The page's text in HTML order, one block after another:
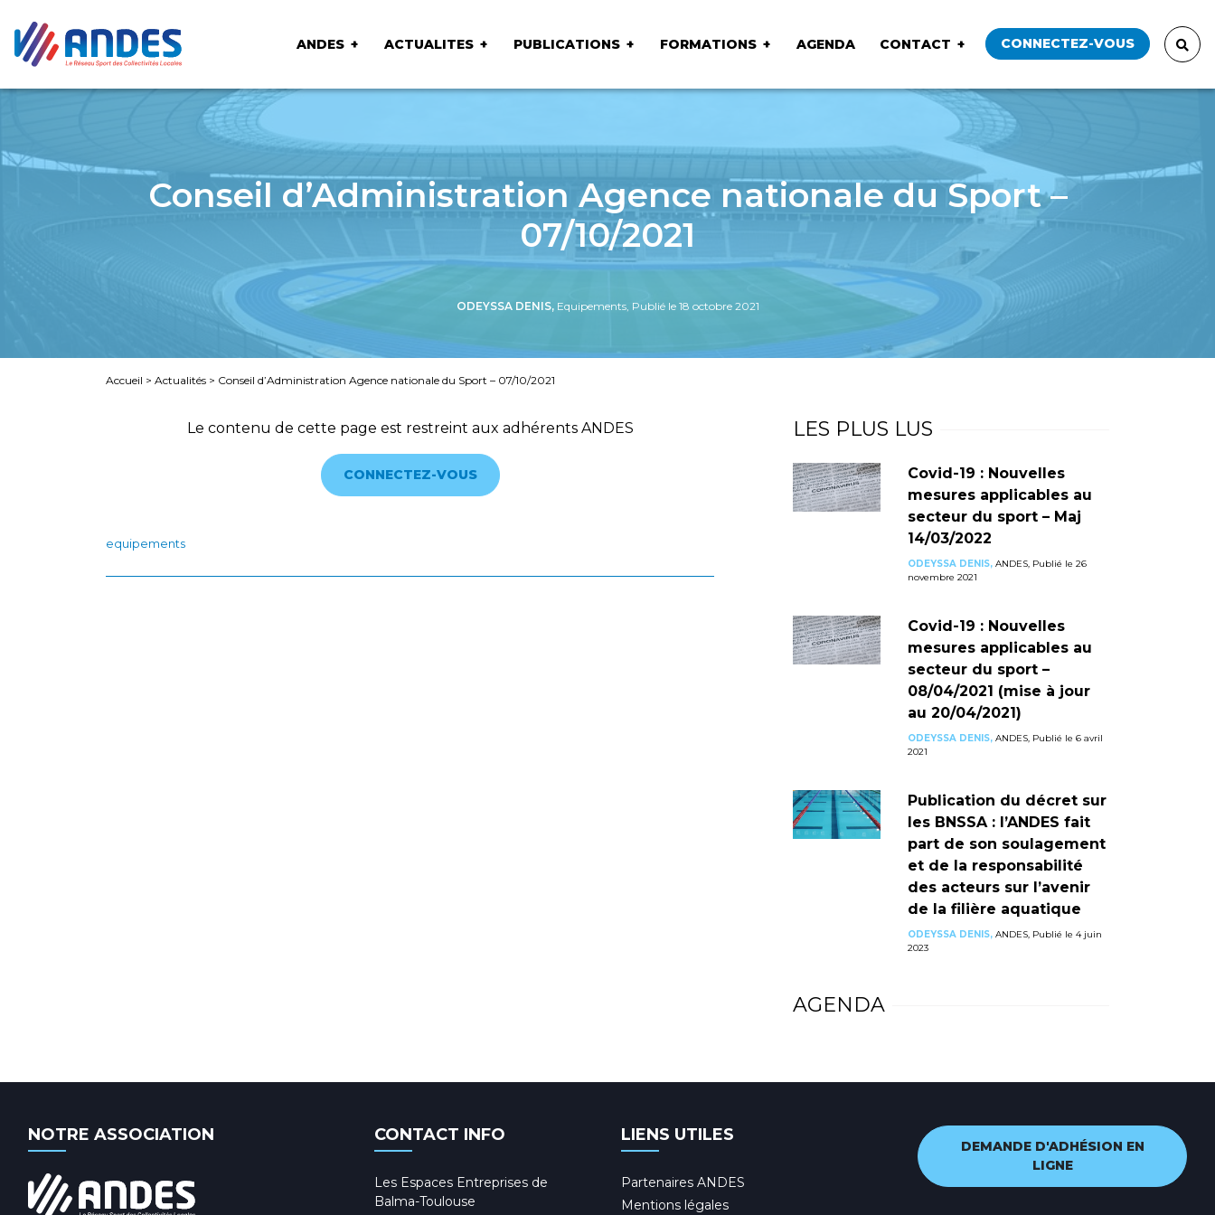
ANDES ACTUALITES PUBLICATIONS FORMATIONS AGENDA CONTACT CONNECTEZ-VOUS
Conseil d’Administration Agence nationale du Sport –
07/10/2021
ODEYSSA DENIS, Equipements, Publié le 18 octobre 2021
Accueil > Actualités > Conseil d’Administration Agence nationale du Sport – 07/10/2021
Le contenu de cette page est restreint aux adhérents ANDES
CONNECTEZ-VOUS
equipements
LES PLUS LUS
Covid-19 : Nouvelles
mesures applicables au
secteur du sport – Maj
14/03/2022
ODEYSSA DENIS,ANDES, Publié le 26
novembre 2021
Covid-19 : Nouvelles
mesures applicables au
secteur du sport –
08/04/2021 (mise à jour
au 20/04/2021)
ODEYSSA DENIS,ANDES, Publié le 6 avril
2021
Publication du décret sur
les BNSSA : l’ANDES fait
part de son soulagement
et de la responsabilité
des acteurs sur l’avenir
de la filière aquatique
ODEYSSA DENIS,ANDES, Publié le 4 juin
2023
AGENDA
NOTRE ASSOCIATION CONTACT INFO
Les Espaces Entreprises de
Balma-Toulouse
LIENS UTILES
Partenaires ANDES
Mentions légales
DEMANDE D'ADHÉSION EN
LIGNE